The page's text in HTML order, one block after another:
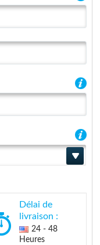
Délai de
livraison :
24 - 48
Heures